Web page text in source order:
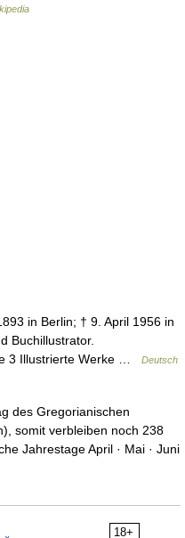
in Berlin; † 9. April 1956 in
Buchillustrator.
3 Illustrierte Werke …
Deutsch
des Gregorianischen
somit verbleiben noch 238
Jahrestage April · Mai · Juni
18+